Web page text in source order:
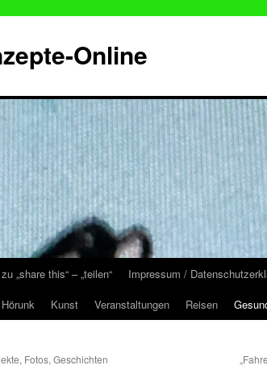
Online
„share this“ – „teilen“ Impressum /
Kunst Veranstaltungen Reisen
Fotos, Geschichten